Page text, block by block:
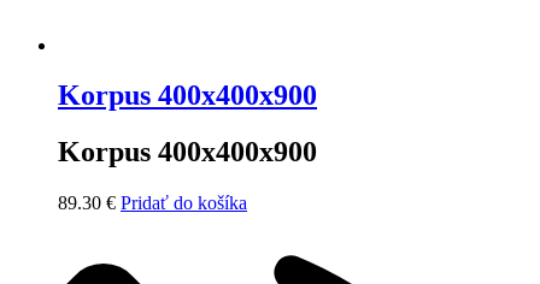
Korpus 400x400x900
Korpus 400x400x900
89.30 € Pridať do košíka